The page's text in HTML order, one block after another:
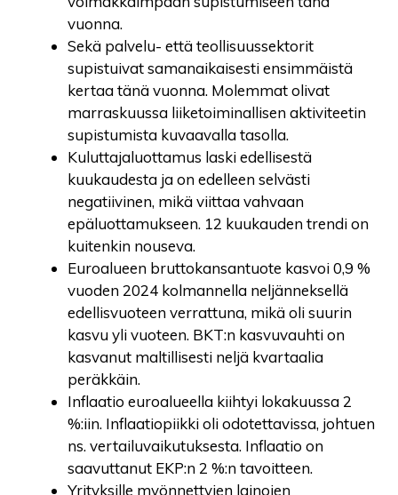
vuonna.
Sekä palvelu- että teollisuussektorit
supistuivat samanaikaisesti ensimmäistä
kertaa tänä vuonna. Molemmat olivat
marraskuussa liiketoiminallisen aktiviteetin
supistumista kuvaavalla tasolla.
Kuluttajaluottamus laski edellisestä
kuukaudesta ja on edelleen selvästi
negatiivinen, mikä viittaa vahvaan
epäluottamukseen. 12 kuukauden trendi on
kuitenkin nouseva.
Euroalueen bruttokansantuote kasvoi 0,9 %
vuoden 2024 kolmannella neljänneksellä
edellisvuoteen verrattuna, mikä oli suurin
kasvu yli vuoteen. BKT:n kasvuvauhti on
kasvanut maltillisesti neljä kvartaalia
peräkkäin.
Inflaatio euroalueella kiihtyi lokakuussa 2
%:iin. Inflaatiopiikki oli odotettavissa, johtuen
ns. vertailuvaikutuksesta. Inflaatio on
saavuttanut EKP:n 2 %:n tavoitteen.
Yrityksille myönnettyjen lainojen